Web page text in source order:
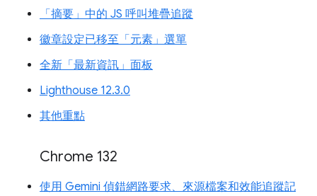
「摘要」中的 JS 呼叫堆疊追蹤
徽章設定已移至「元素」選單
全新「最新資訊」面板
Lighthouse 12.3.0
其他重點
Chrome 132
使用 Gemini 偵錯網路要求、來源檔案和效能追蹤記